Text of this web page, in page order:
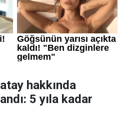
hakkında
5 yıla kadar